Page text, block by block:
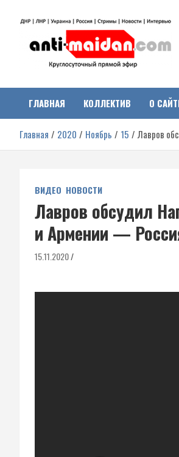
Антимайдан:
Гражданская
Украине
о гражданской войне на Украине, включая
ДНР, ЛНР и других регионах.
ГЛАВНАЯ КОЛЛЕКТИВ О
Главная 2020 Ноябрь 15 Лавров
ВИДЕО НОВОСТИ
Лавров обсудил
и Армении —
15.11.2020